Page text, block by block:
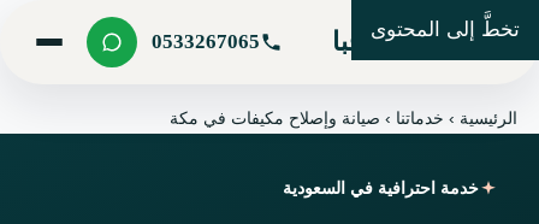
تخطَّ إلى المحتوى
شركة مرحبا 0533267065
الرئيسية › خدماتنا ›صيانة وإصلاح مكيفات في مكة
خدمة احترافية في السعودية